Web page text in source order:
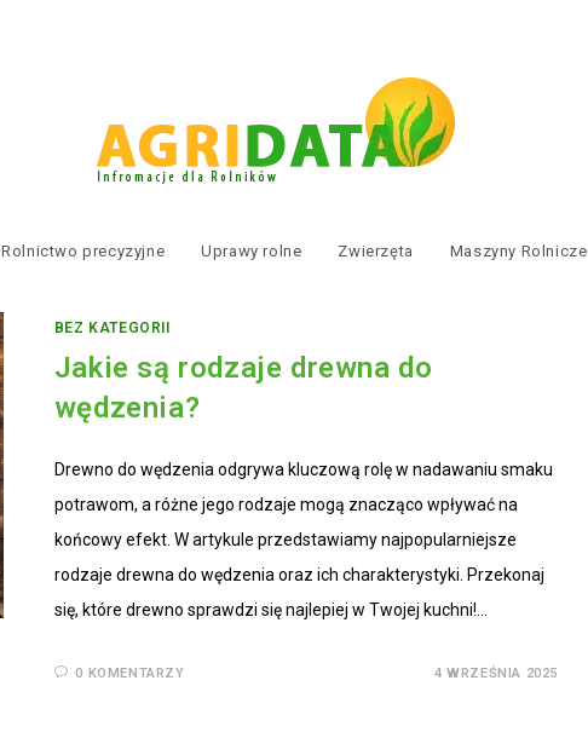
Rolnictwo precyzyjne Uprawy rolne Zwierzęta Maszyny Rolnicze
BEZ KATEGORII
Jakie są rodzaje drewna do
wędzenia?
Drewno do wędzenia odgrywa kluczową rolę w nadawaniu smaku
potrawom, a różne jego rodzaje mogą znacząco wpływać na
końcowy efekt. W artykule przedstawiamy najpopularniejsze
rodzaje drewna do wędzenia oraz ich charakterystyki. Przekonaj
się, które drewno sprawdzi się najlepiej w Twojej kuchni!…
0 KOMENTARZY 4 WRZEŚNIA 2025